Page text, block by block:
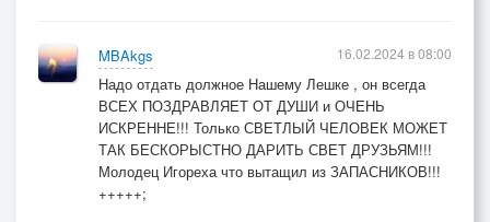
MBAkgs
Надо отдать должное Нашему Лешке , он всегда
ВСЕХ ПОЗДРАВЛЯЕТ ОТ ДУШИ и ОЧЕНЬ
ИСКРЕННЕ!!! Только СВЕТЛЫЙ ЧЕЛОВЕК МОЖЕТ
ТАК БЕСКОРЫСТНО ДАРИТЬ СВЕТ ДРУЗЬЯМ!!!
Молодец Игореха что вытащил из ЗАПАСНИКОВ!!!
+++++;
16.02.2024 в 08:00